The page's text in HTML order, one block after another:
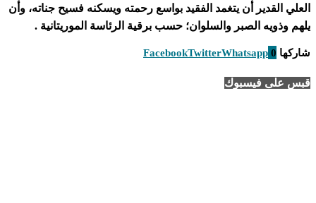
العلي القدير أن يتغمد الفقيد بواسع رحمته ويسكنه فسيح جناته، وأن
يلهم وذويه الصبر والسلوان؛ حسب برقية الرئاسة الموريتانية .
شاركها 0
FacebookTwitterWhatsapp
قبس على فيسبوك